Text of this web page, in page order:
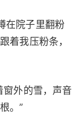
在院子里翻粉
着我压粉条，
窗外的雪，声音
。”